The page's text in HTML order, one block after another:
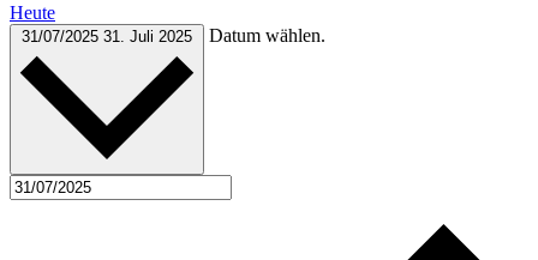
Heute
31/07/2025 31. Juli 2025 Datum wählen.